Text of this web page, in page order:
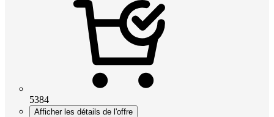
5384
Afficher les détails de l'offre